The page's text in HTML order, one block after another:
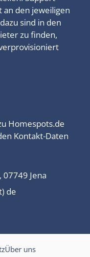
den jeweiligen
sind in den
zu finden,
Homespots.de
Kontakt-Daten
Jena
de
Über uns